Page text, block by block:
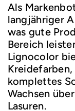
Als
langjähriger
was gute
Bereich
Lignocolor
komplettes
Wachsen
Lasuren.